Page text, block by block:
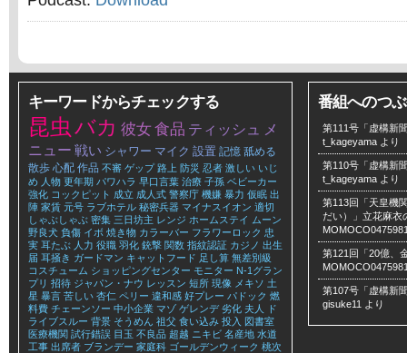
キーワードからチェックする
昆虫 バカ 彼女食品 ティッシュ
メ
ニュー 戦い シャワー マイク 設置 記憶 舐める
散歩 心配 作品 不審 ゲップ 路上 防災 忍者 激しい いじ
め 人物 更年期 パワハラ 早口言葉 治療 子孫 ベビーカー
強化 コックピット 成立 成人式 警察庁 機嫌 暴力 仮眠 出
陣 家賃 元号 ラブホテル 秘密兵器 マイナスイオン 適切
しゃぶしゃぶ 密集 三日坊主 レンジ ホームステイ ムーン
野良犬 負傷 イボ 焼き物 カラーバー フラワーロック 忠
実 耳たぶ 人力 役職 羽化 銃撃 関数 指紋認証 カジノ 出生
届 耳掻き ガードマン キャットフード 足し算 無差別級
コスチューム ショッピングセンター モニター N-1グラン
プリ 招待 ジャパン・ナウ レッスン 短所 現像 メキソ 土
星 暴言 苦しい 杏仁 ペリー 違和感 好プレー パドック 燃
料費 チェーンソー 中小企業 マゾ ゲレンデ 劣化 夫人
ド
ライブスルー 背景 そうめん 祖父 食い込み 投入 図書室
医療機関 試行錯誤 目玉 不良品 超越 ニキビ 名産地 水道
工事 出席者 ブランデー 家庭科 ゴールデンウィーク 桃次
番組へのつ
第111号「虚構新
t_kageyama より
第110号「虚構新
t_kageyama より
第113回「天皇機
だい）」立花麻衣
第121回「20億、
第107号「虚構新
gisuke11 より